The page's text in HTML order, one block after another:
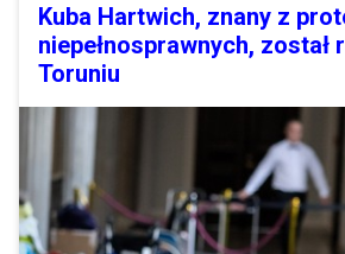
Kuba Hartwich, znany z
niepełnosprawnych, został
Toruniu